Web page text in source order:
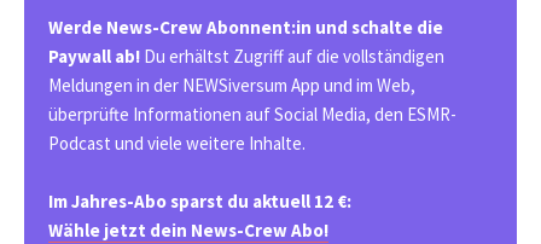
Werde News-Crew Abonnent:in und schalte die
Paywall ab! Du erhältst Zugriff auf die vollständigen
Meldungen in der NEWSiversum App und im Web,
überprüfte Informationen auf Social Media, den ESMR-
Podcast und viele weitere Inhalte.
Im Jahres-Abo sparst du aktuell 12 €:
Wähle jetzt dein News-Crew Abo!